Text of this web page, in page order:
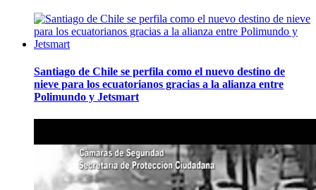
Santiago de Chile se perfila como el nuevo destino de
nieve para los ecuatorianos gracias a la alianza entre
Polimundo y Jetsmart